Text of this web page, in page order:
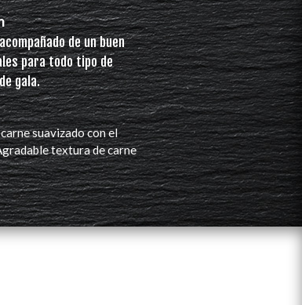
de un buen
para todo tipo de
gala.
suavizado con el
textura de carne